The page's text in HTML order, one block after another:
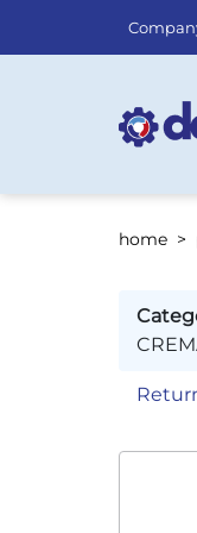
Search by
home